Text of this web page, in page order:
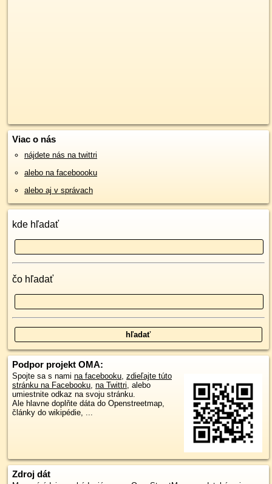
Viac o nás
nájdete nás na twittri
alebo na faceboooku
alebo aj v správach
kde hľadať
čo hľadať
Podpor projekt OMA:
Spojte sa s nami na facebooku, zdieľajte túto
stránku na Facebooku, na Twittri, alebo
umiestnite odkaz na svoju stránku.
Ale hlavne doplňte dáta do Openstreetmap,
články do wikipédie, ...
Zdroj dát